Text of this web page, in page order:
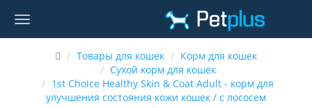
Товары для кошек
Корм для кошек
Сухой корм для кошек
1st Choice Healthy Skin & Coat Adult - корм для
улучшения состояния кожи кошек / с лососем